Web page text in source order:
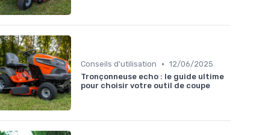
Conseils d'utilisation • 12/06/2025
Tronçonneuse echo : le guide ultime
pour choisir votre outil de coupe